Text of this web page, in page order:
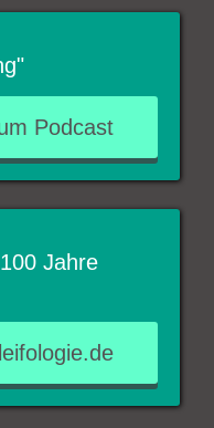
Podcast
Jahre